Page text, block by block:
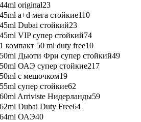
original23
a+d мега стойкие110
Dubai стойкий23
VIP супер стойкий74
компакт 50 ml duty free10
Дьюти Фри супер стойкий49
ОАЭ супер стойкие217
с мешочком19
супер стойкие62
Arriviste Нидерланды59
Dubai Duty Free64
ОАЭ40